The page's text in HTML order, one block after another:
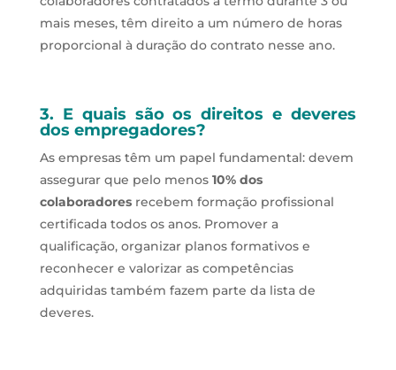
mais meses, têm direito a um número de horas
proporcional à duração do contrato nesse ano.
3. E quais são os direitos e deveres
dos empregadores?
As empresas têm um papel fundamental: devem
assegurar que pelo menos 10% dos
colaboradoresrecebem formação profissional
certificada todos os anos. Promover a
qualificação, organizar planos formativos e
reconhecer e valorizar as competências
adquiridas também fazem parte da lista de
deveres.